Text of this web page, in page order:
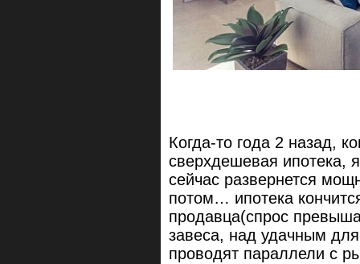
Когда-то года 2 назад,
сверхдешевая ипотека,
сейчас развернется
потом… ипотека
продавца(спрос
завеса, над удачным
проводят параллели с